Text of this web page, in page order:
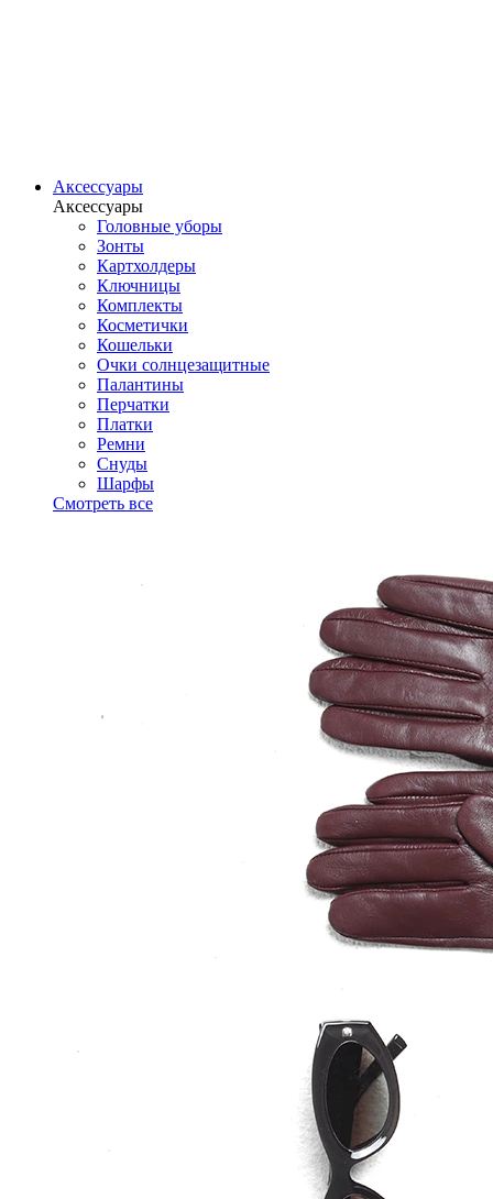
Аксессуары
Аксессуары
Головные уборы
Зонты
Картхолдеры
Ключницы
Комплекты
Косметички
Кошельки
Очки солнцезащитные
Палантины
Перчатки
Платки
Ремни
Снуды
Шарфы
Смотреть все